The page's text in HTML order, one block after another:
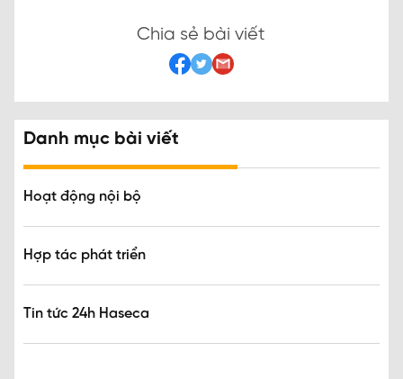
Chia sẻ bài viết
Danh mục bài viết
Hoạt động nội bộ
Hợp tác phát triển
Tin tức 24h Haseca